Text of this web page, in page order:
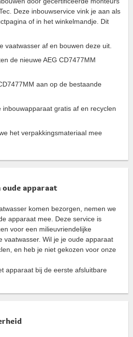
Deze inbouwservice vink je aan als
of in het winkelmandje. Dit
vaatwasser af en bouwen deze uit.
de nieuwe AEG CD7477MM
aan op de bestaande
inbouwapparaat gratis af en recyclen
het verpakkingsmateriaal mee
oude apparaat
komen bezorgen, nemen we
apparaat mee. Deze service is
voor een milieuvriendelijke
vaatwasser. Wil je je oude apparaat
en heb je niet gekozen voor onze
apparaat bij de eerste afsluitbare